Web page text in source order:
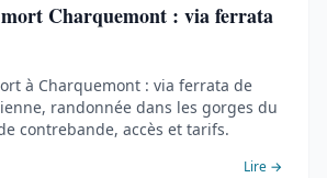
Charquemont : via ferrata
à Charquemont : via ferrata de
randonnée dans les gorges du
contrebande, accès et tarifs.
Lire →